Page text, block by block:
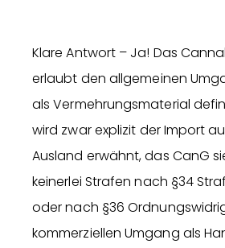
Klare Antwort – Ja! Das
erlaubt den allgemeinen
als Vermehrungsmaterial
wird zwar explizit der Import
Ausland erwähnt, das CanG
keinerlei Strafen nach §34
oder nach §36
kommerziellen Umgang als